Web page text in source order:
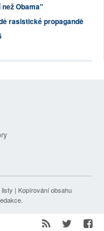
Obama"
rasistické propagandě
| Kopírování obsahu